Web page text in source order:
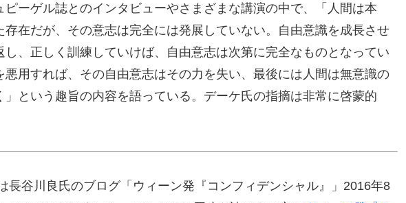
ピーゲル誌とのインタビューやさまざまな講演の中で、「人間は本
存在だが、その意志は完全には発展していない。自由意識を成長させ
し、正しく訓練していけば、自由意志は次第に完全なものとなってい
悪用すれば、その自由意志はその力を失い、最後には人間は無意識の
」という趣旨の内容を語っている。デーケ氏の指摘は非常に啓蒙的
長谷川良氏のブログ「ウィーン発『コンフィデンシャル』」2016年8